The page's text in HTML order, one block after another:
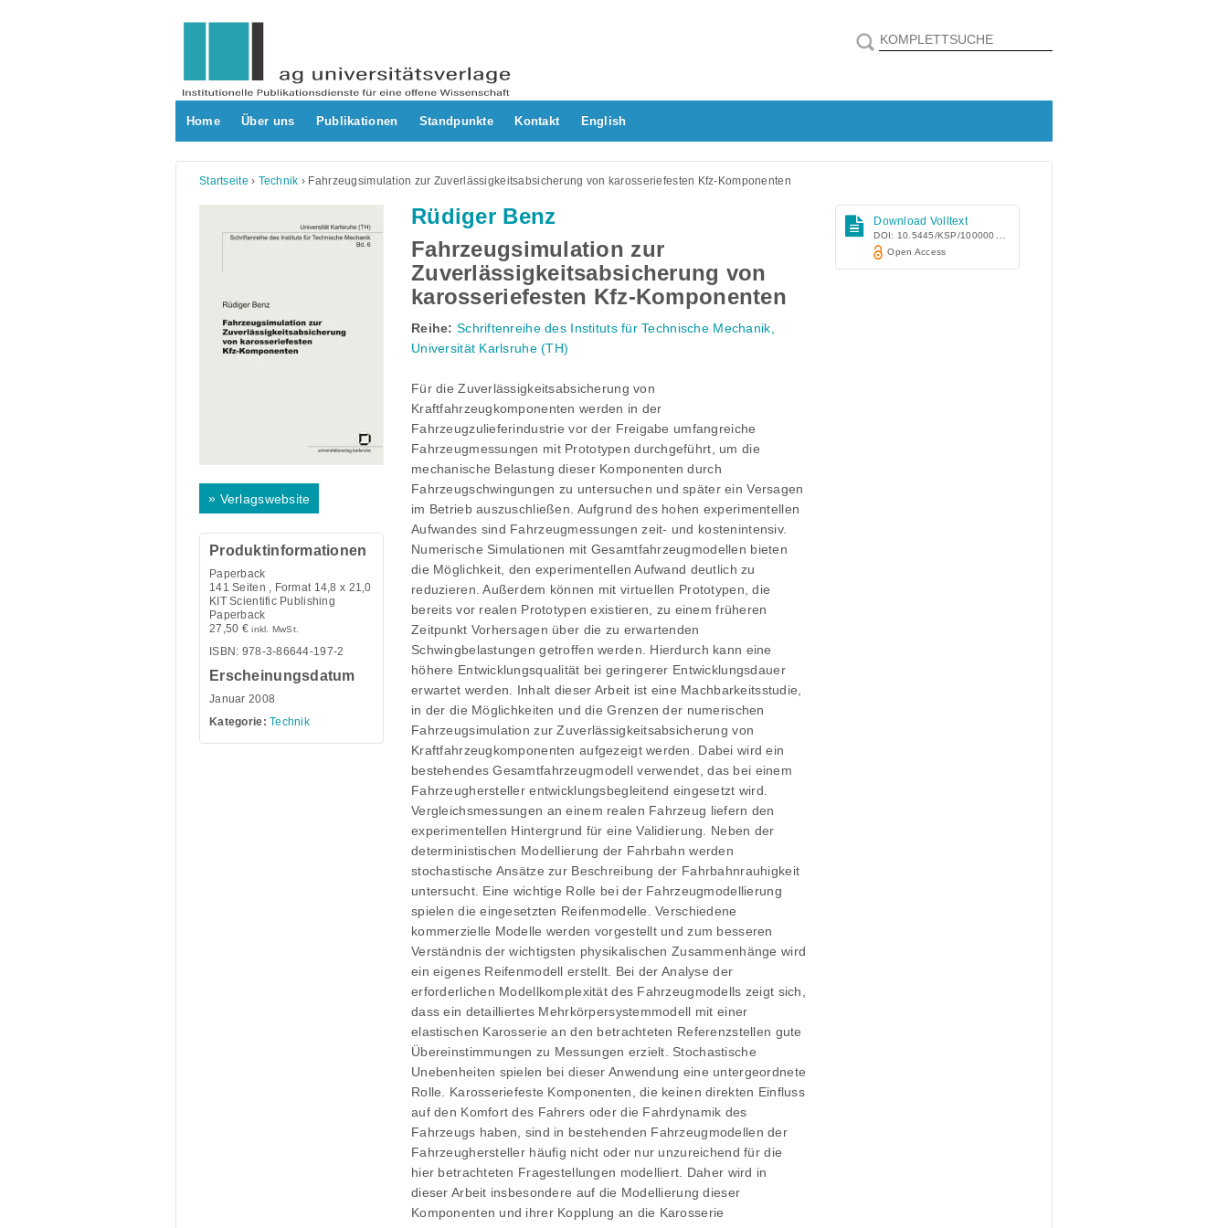
Home Über uns Publikationen Standpunkte Kontakt English
Startseite › Technik › Fahrzeugsimulation zur Zuverlässigkeitsabsicherung von karosseriefesten Kfz-Komponenten
Rüdiger Benz
Fahrzeugsimulation zur
Zuverlässigkeitsabsicherung von
karosseriefesten Kfz-Komponenten
Reihe: Schriftenreihe des Instituts für Technische Mechanik,
Universität Karlsruhe (TH)
Für die Zuverlässigkeitsabsicherung von
Kraftfahrzeugkomponenten werden in der
Fahrzeugzulieferindustrie vor der Freigabe umfangreiche
Fahrzeugmessungen mit Prototypen durchgeführt, um die
mechanische Belastung dieser Komponenten durch
Fahrzeugschwingungen zu untersuchen und später ein Versagen
im Betrieb auszuschließen. Aufgrund des hohen experimentellen
Aufwandes sind Fahrzeugmessungen zeit- und kostenintensiv.
Numerische Simulationen mit Gesamtfahrzeugmodellen bieten
die Möglichkeit, den experimentellen Aufwand deutlich zu
reduzieren. Außerdem können mit virtuellen Prototypen, die
bereits vor realen Prototypen existieren, zu einem früheren
Zeitpunkt Vorhersagen über die zu erwartenden
Schwingbelastungen getroffen werden. Hierdurch kann eine
höhere Entwicklungsqualität bei geringerer Entwicklungsdauer
erwartet werden. Inhalt dieser Arbeit ist eine Machbarkeitsstudie,
in der die Möglichkeiten und die Grenzen der numerischen
Fahrzeugsimulation zur Zuverlässigkeitsabsicherung von
Kraftfahrzeugkomponenten aufgezeigt werden. Dabei wird ein
bestehendes Gesamtfahrzeugmodell verwendet, das bei einem
Fahrzeughersteller entwicklungsbegleitend eingesetzt wird.
Vergleichsmessungen an einem realen Fahrzeug liefern den
experimentellen Hintergrund für eine Validierung. Neben der
deterministischen Modellierung der Fahrbahn werden
stochastische Ansätze zur Beschreibung der Fahrbahnrauhigkeit
untersucht. Eine wichtige Rolle bei der Fahrzeugmodellierung
spielen die eingesetzten Reifenmodelle. Verschiedene
kommerzielle Modelle werden vorgestellt und zum besseren
Verständnis der wichtigsten physikalischen Zusammenhänge wird
ein eigenes Reifenmodell erstellt. Bei der Analyse der
erforderlichen Modellkomplexität des Fahrzeugmodells zeigt sich,
dass ein detailliertes Mehrkörpersystemmodell mit einer
elastischen Karosserie an den betrachteten Referenzstellen gute
Übereinstimmungen zu Messungen erzielt. Stochastische
Unebenheiten spielen bei dieser Anwendung eine untergeordnete
Rolle. Karosseriefeste Komponenten, die keinen direkten Einfluss
auf den Komfort des Fahrers oder die Fahrdynamik des
Fahrzeugs haben, sind in bestehenden Fahrzeugmodellen der
Fahrzeughersteller häufig nicht oder nur unzureichend für die
hier betrachteten Fragestellungen modelliert. Daher wird in
dieser Arbeit insbesondere auf die Modellierung dieser
Komponenten und ihrer Kopplung an die Karosserie
» Verlagswebsite
Produktinformationen
Paperback
141 Seiten , Format 14,8 x 21,0
KIT Scientific Publishing
Paperback
27,50 € inkl. MwSt.
ISBN: 978-3-86644-197-2
Erscheinungsdatum
Januar 2008
Kategorie: Technik
Download Volltext
DOI: 10.5445/KSP/1000007318
Open Access